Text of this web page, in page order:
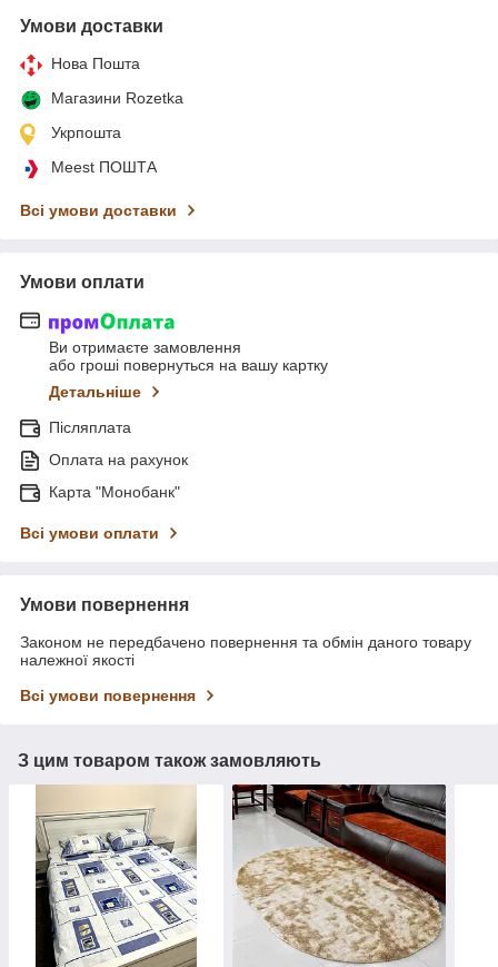
Умови доставки
Нова Пошта
Магазини Rozetka
Укрпошта
Meest ПОШТА
Всі умови доставки
Умови оплати
Ви отримаєте замовлення
або гроші повернуться на вашу картку
Детальніше
Післяплата
Оплата на рахунок
Карта "Монобанк"
Всі умови оплати
Умови повернення
Законом не передбачено повернення та обмін даного товару
належної якості
Всі умови повернення
З цим товаром також замовляють